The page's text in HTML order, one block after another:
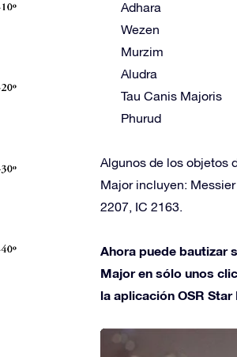
Adhara
Wezen
Murzim
Aludra
Tau Canis Majoris
Phurud
Algunos de los objetos
Major incluyen:
2207, IC 2163.
Ahora puede bautizar
Major en sólo unos
la aplicación OSR Star